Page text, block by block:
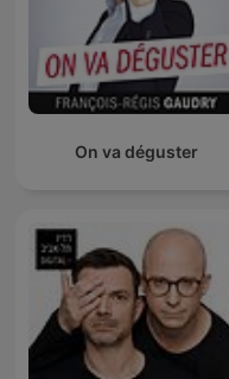
On va déguster